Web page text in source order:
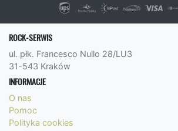
ROCK-SERWIS
ul. płk. Francesco Nullo 28/LU3
31-543 Kraków
INFORMACJE
O nas
Pomoc
Polityka cookies